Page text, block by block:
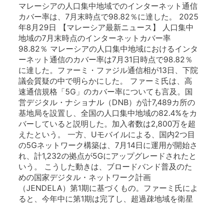
マレーシアの人口集中地域でのインターネット通信
カバー率は、7月末時点で98.82％に達した。 2025
年8月29日 【マレーシア最新ニュース】 人口集中
地域の7月末時点のインターネットカバー率
98.82％ マレーシアの人口集中地域におけるインタ
ーネット通信のカバー率は7月31日時点で98.82％
に達した。ファーミ・ファジル通信相が13日、下院
議会質疑の中で明らかにした。 ファーミ氏は、高
速通信規格「5G」のカバー率についても言及。国
営デジタル・ナショナル（DNB）が計7,489カ所の
基地局を設置し、全国の人口集中地域の82.4%をカ
バーしていると説明した。加入者数は2,800万を超
えたという。 一方、Uモバイルによる、国内2つ目
の5Gネットワーク構築は、7月14日に運用が開始さ
れ、計1,232の拠点が5Gにアップグレードされたと
いう。 こうした動きは、ブロードバンド普及のた
めの国家デジタル・ネットワーク計画
（JENDELA）第1期に基づくもの。ファーミ氏によ
ると、今年中に第1期は完了し、超過疎地域を衛星